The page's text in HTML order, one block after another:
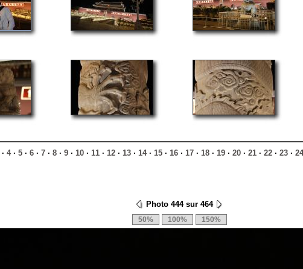
· 4· 5 · 6 · 7 · 8 · 9 · 10 · 11 · 12 · 13 · 14· 15 · 16 · 17 · 18 · 19 · 20 · 21 · 22 · 23 · 24
Photo 444 sur 464